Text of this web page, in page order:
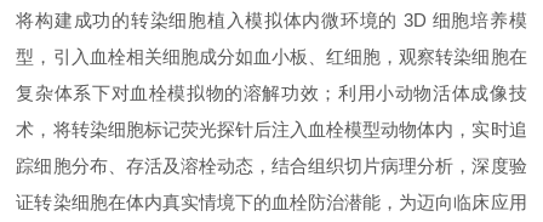
将构建成功的转染细胞植入模拟体内微环境的 3D 细胞培养模
型，引入血栓相关细胞成分如血小板、红细胞，观察转染细胞在
复杂体系下对血栓模拟物的溶解功效；利用小动物活体成像技
术，将转染细胞标记荧光探针后注入血栓模型动物体内，实时追
踪细胞分布、存活及溶栓动态，结合组织切片病理分析，深度验
证转染细胞在体内真实情境下的血栓防治潜能，为迈向临床应用